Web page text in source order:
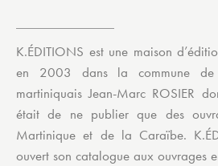
K.ÉDITIONS est une maison
en 2003 dans la commune de
martiniquais Jean-Marc ROSIER
était de ne publier que des
Martinique et de la Caraïbe.
ouvert son catalogue aux ouvrages